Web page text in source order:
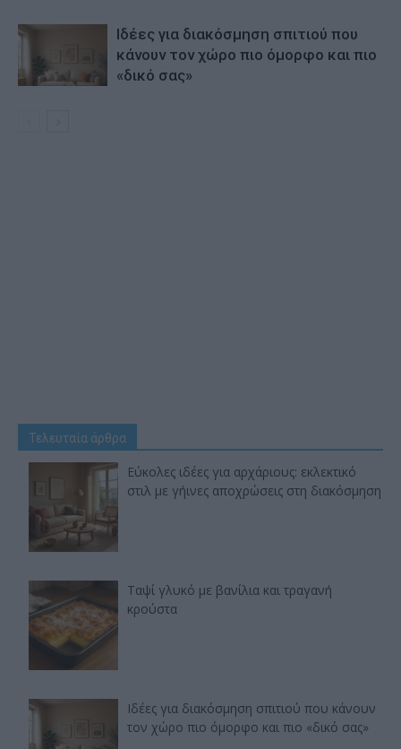
Ιδέες για διακόσμηση σπιτιού που
κάνουν τον χώρο πιο όμορφο και πιο
«δικό σας»
Τελευταία άρθρα
Εύκολες ιδέες για αρχάριους: εκλεκτικό
στιλ με γήινες αποχρώσεις στη διακόσμηση
Ταψί γλυκό με βανίλια και τραγανή
κρούστα
Ιδέες για διακόσμηση σπιτιού που κάνουν
τον χώρο πιο όμορφο και πιο «δικό σας»